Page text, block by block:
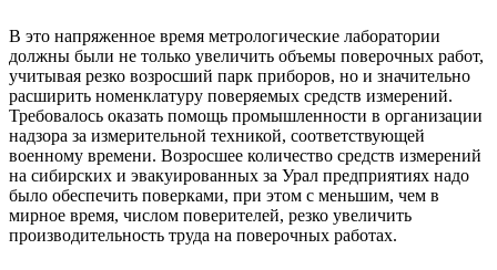
В это напряженное время метрологические лаборатории
должны были не только увеличить объемы поверочных работ,
учитывая резко возросший парк приборов, но и значительно
расширить номенклатуру поверяемых средств измерений.
Требовалось оказать помощь промышленности в организации
надзора за измерительной техникой, соответствующей
военному времени. Возросшее количество средств измерений
на сибирских и эвакуированных за Урал предприятиях надо
было обеспечить поверками, при этом с меньшим, чем в
мирное время, числом поверителей, резко увеличить
производительность труда на поверочных работах.